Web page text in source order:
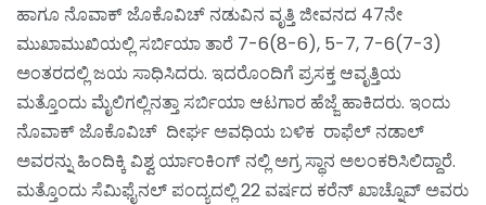
ಹಾಗೂ ನೊವಾಕ್ ಜೊಕೊವಿಚ್ ನಡುವಿನ ವೃತ್ತಿ ಜೀವನದ 47ನೇ
ಮುಖಾಮುಖಿಯಲ್ಲಿ ಸರ್ಬಿಯಾ ತಾರೆ 7-6(8-6), 5-7, 7-6(7-3)
ಅಂತರದಲ್ಲಿ ಜಯ ಸಾಧಿಸಿದರು. ಇದರೊಂದಿಗೆ ಪ್ರಸಕ್ತ ಆವೃತ್ತಿಯ
ಮತ್ತೊಂದು ಮೈಲಿಗಲ್ಲಿನತ್ತಾ ಸರ್ಬಿಯಾ ಆಟಗಾರ ಹೆಜ್ಜೆ ಹಾಕಿದರು. ಇಂದು
ನೊವಾಕ್ ಜೊಕೊವಿಚ್ ದೀರ್ಘ ಅವಧಿಯ ಬಳಿಕ ರಾಫೆಲ್ ನಡಾಲ್
ಅವರನ್ನು ಹಿಂದಿಕ್ಕಿ ವಿಶ್ವ ರ್ಯಾಂಕಿಂಗ್ ನಲ್ಲಿ ಅಗ್ರ ಸ್ಥಾನ ಅಲಂಕರಿಸಿಲಿದ್ದಾರೆ.
ಮತ್ತೊಂದು ಸೆಮಿಫೈನಲ್ ಪಂದ್ಯದಲ್ಲಿ 22 ವರ್ಷದ ಕರೆನ್ ಖಾಚ್ನೊವ್ ಅವರು